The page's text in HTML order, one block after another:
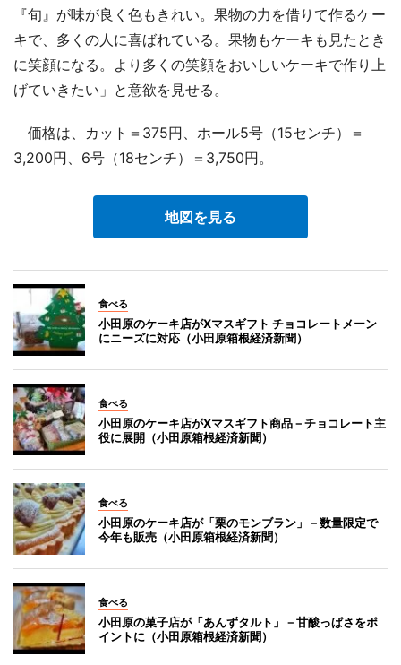
『旬』が味が良く色もきれい。果物の力を借りて作るケー
キで、多くの人に喜ばれている。果物もケーキも見たとき
に笑顔になる。より多くの笑顔をおいしいケーキで作り上
げていきたい」と意欲を見せる。
価格は、カット＝375円、ホール5号（15センチ）＝
3,200円、6号（18センチ）＝3,750円。
地図を見る
食べる
小田原のケーキ店がXマスギフト チョコレートメーン
にニーズに対応（小田原箱根経済新聞）
食べる
小田原のケーキ店がXマスギフト商品－チョコレート主
役に展開（小田原箱根経済新聞）
食べる
小田原のケーキ店が「栗のモンブラン」－数量限定で
今年も販売（小田原箱根経済新聞）
食べる
小田原の菓子店が「あんずタルト」－甘酸っぱさをポ
イントに（小田原箱根経済新聞）